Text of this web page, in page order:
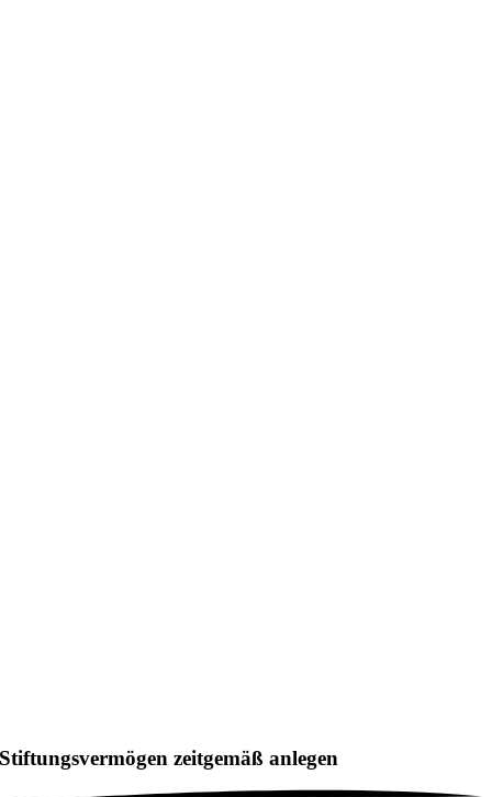
Stiftungsvermögen zeitgemäß anlegen